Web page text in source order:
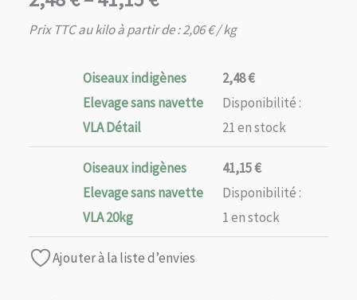
de
41,15 €
Prix TTC au kilo à partir de :2,06€/ kg
Oiseaux indigènes
Elevage sans navette
VLA Détail
2,48€
Disponibilité :
21 en stock
Oiseaux indigènes
Elevage sans navette
VLA 20kg
41,15€
Disponibilité :
1 en stock
Ajouter à la liste d’envies